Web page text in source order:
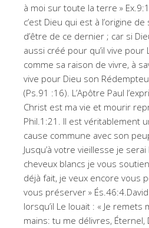
à moi sur toute la terre »
c’est Dieu qui est à l’origine
d’être de ce dernier ; car si
aussi créé pour qu’il vive pour
comme sa raison de vivre, à
vive pour Dieu son
(Ps.91 :16). L’Apôtre Paul
Christ est ma vie et mourir
Phil.1:21. Il est véritablement
cause commune avec son
Jusqu’à votre vieillesse je
cheveux blancs je vous
déjà fait, je veux encore vous
vous préserver »
lorsqu’il Le louait : « Je
mains: tu me délivres, Éternel,